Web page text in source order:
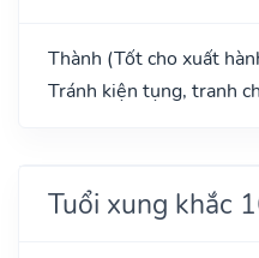
Thành (Tốt cho xuất
Tránh kiện tụng, tranh
Tuổi xung khắc